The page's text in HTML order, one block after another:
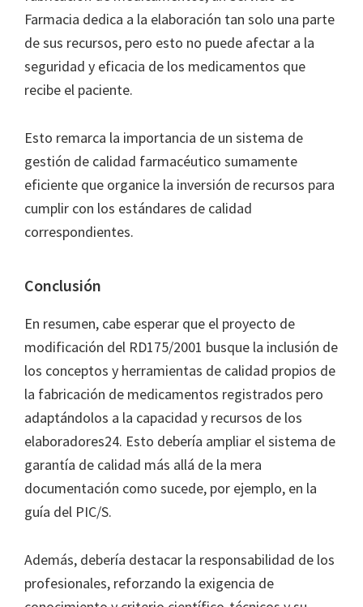
Farmacia dedica a la elaboración tan solo una parte
de sus recursos, pero esto no puede afectar a la
seguridad y eficacia de los medicamentos que
recibe el paciente.
Esto remarca la importancia de un sistema de
gestión de calidad farmacéutico sumamente
eficiente que organice la inversión de recursos para
cumplir con los estándares de calidad
correspondientes.
Conclusión
En resumen, cabe esperar que el proyecto de
modificación del RD175/2001 busque la inclusión de
los conceptos y herramientas de calidad propios de
la fabricación de medicamentos registrados pero
adaptándolos a la capacidad y recursos de los
elaboradores24. Esto debería ampliar el sistema de
garantía de calidad más allá de la mera
documentación como sucede, por ejemplo, en la
guía del PIC/S.
Además, debería destacar la responsabilidad de los
profesionales, reforzando la exigencia de